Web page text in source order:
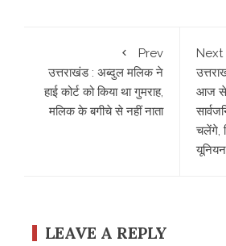
Prev
उत्तराखंड : अब्दुल मलिक ने
हाई कोर्ट को किया था गुमराह,
मलिक के बगीचे से नहीं नाता
Next
आज से
चलेंगे,
यूनियन
LEAVE A REPLY